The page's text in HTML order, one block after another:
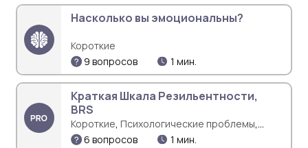
Насколько вы эмоциональны?
Короткие
9 вопросов
1 мин.
Краткая Шкала Резильентности,
BRS
Короткие, Психологические проблемы,
Стрессоустойчивость
6 вопросов 1 мин.